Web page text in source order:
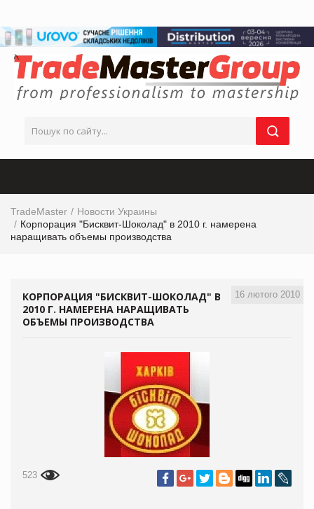
TradeMaster
Новости Украины
Корпорация "Бисквит-Шоколад" в 2010 г. намерена
наращивать объемы производства
16 лютого 2010
КОРПОРАЦИЯ "БИСКВИТ-ШОКОЛАД" В
2010 Г. НАМЕРЕНА НАРАЩИВАТЬ
ОБЪЕМЫ ПРОИЗВОДСТВА
523